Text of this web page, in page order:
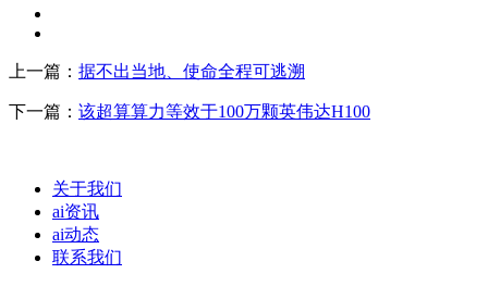
上一篇： 据不出当地、使命全程可逃溯
下一篇： 该超算算力等效于100万颗英伟达H100
关于我们
ai资讯
ai动态
联系我们